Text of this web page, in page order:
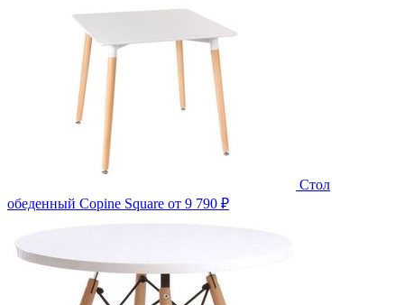
Стол
обеденный Copine Square от 9 790 ₽